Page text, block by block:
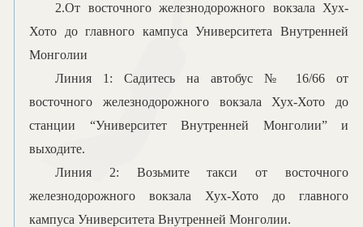
2.От восточного железнодорожного вокзала Хух-
Хото доглавного кампуса Университета Внутренней
Монголии
Линия 1: Садитесь на автобус № 16/66 от
восточного железнодорожного вокзала Хух-Хото до
станции “Университет Внутренней Монголии”и
выходите.
Линия 2: Возьмите такси от восточного
железнодорожного вокзала Хух-Хото до главного
кампуса Университета Внутренней Монголии.